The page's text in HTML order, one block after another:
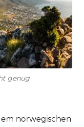
genug
norwegischen